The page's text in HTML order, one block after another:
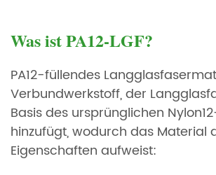
Was ist PA12-LGF?
PA12-füllendes
Verbundwerkstoff, der
Basis des ursprünglichen
hinzufügt, wodurch das Material
Eigenschaften aufweist: